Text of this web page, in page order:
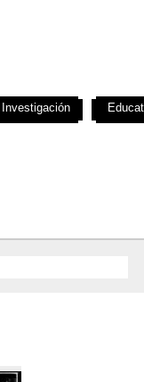
Investigación